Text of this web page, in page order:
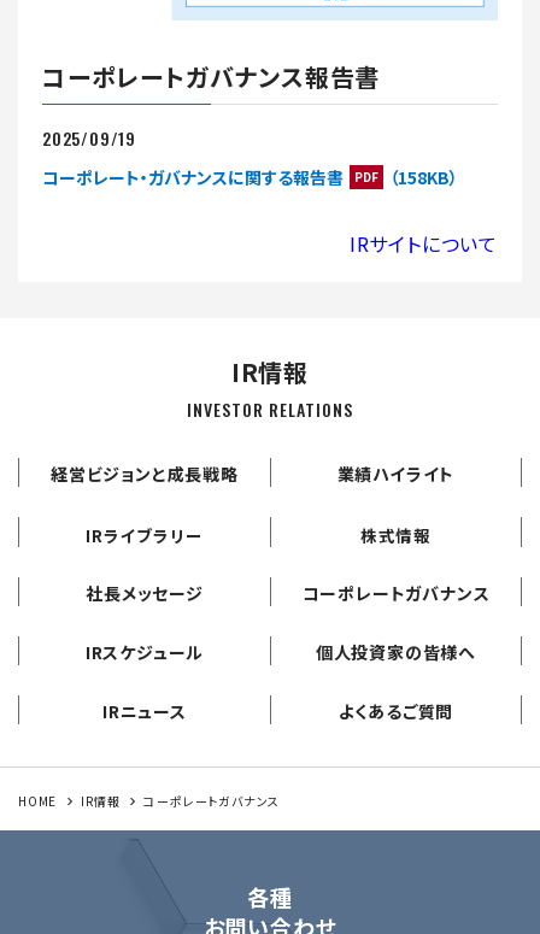
コーポレートガバナンス報告書
2025/09/19
コーポレート・ガバナンスに関する報告書 PDF （158KB）
IRサイトについて
IR情報
INVESTOR RELATIONS
経営ビジョンと成長戦略 業績ハイライト
IRライブラリー 株式情報
社長メッセージ コーポレートガバナンス
IRスケジュール 個人投資家の皆様へ
IRニュース よくあるご質問
HOME IR情報 コーポレートガバナンス
各種
お問い合わせ